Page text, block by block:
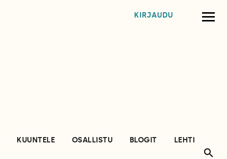
KIRJAUDU
KUUNTELE OSALLISTU BLOGIT
LEHTI